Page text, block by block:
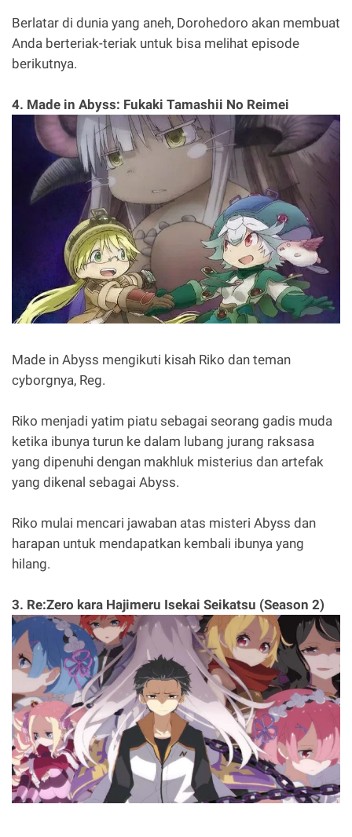
Berlatar di dunia yang aneh, Dorohedoro akan membuat
Anda berteriak-teriak untuk bisa melihat episode
berikutnya.
4. Made in Abyss: Fukaki Tamashii No Reimei
Made in Abyss mengikuti kisah Riko dan teman
cyborgnya, Reg.
Riko menjadi yatim piatu sebagai seorang gadis muda
ketika ibunya turun ke dalam lubang jurang raksasa
yang dipenuhi dengan makhluk misterius dan artefak
yang dikenal sebagai Abyss.
Riko mulai mencari jawaban atas misteri Abyss dan
harapan untuk mendapatkan kembali ibunya yang
hilang.
3. Re:Zero kara Hajimeru Isekai Seikatsu (Season 2)